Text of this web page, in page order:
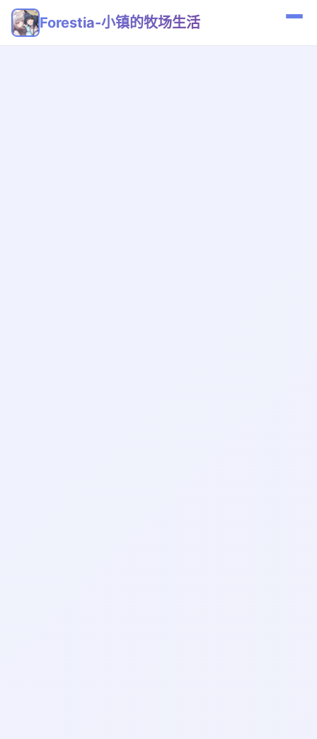
Forestia-小镇的牧场生活